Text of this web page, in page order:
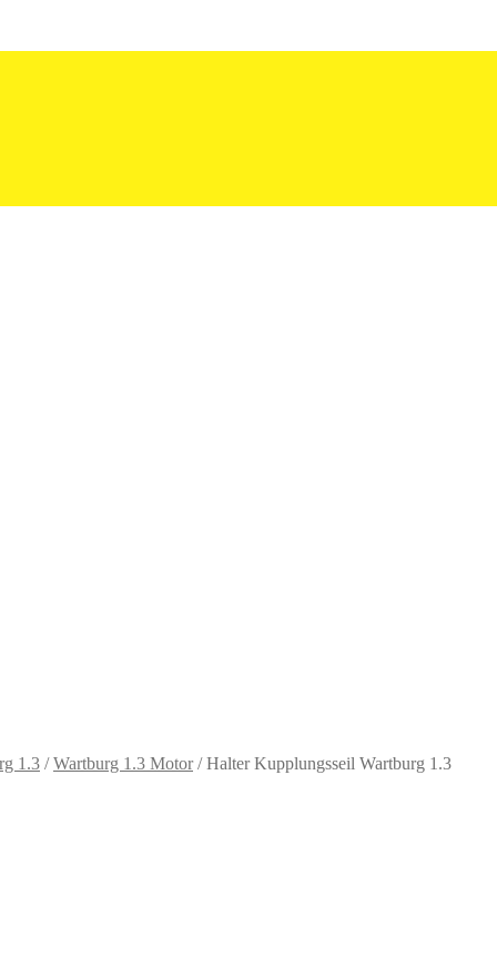
1.3 /Wartburg 1.3 Motor/Halter Kupplungsseil Wartburg 1.3